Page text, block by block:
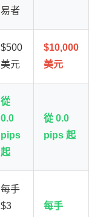
易者
$500
美元
$10,000
美元
從
0.0
pips
起
從 0.0
pips 起
每手
$3
每手